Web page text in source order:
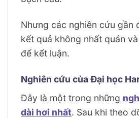
Nhưng các nghiên cứu gần
kết quả không nhất quán
để kết luận.
Nghiên cứu của Đại học
Đây là một trong những
dài hơi nhất. Sau khi theo